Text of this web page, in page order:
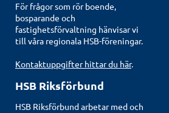
För frågor som rör boende,
bosparande och
fastighetsförvaltning hänvisar vi
till våra regionala HSB-föreningar.
Kontaktuppgifter hittar du här.
HSB Riksförbund
HSB Riksförbund arbetar med och